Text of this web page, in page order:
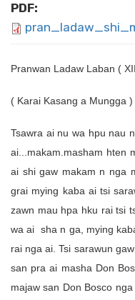
PDF:
Pranwan Ladaw Laban (
( Karai Kasang a Mungga
Tsawra ai nu wa hpu nau
ai...makam.masham hten
ai shi gaw makam n nga
grai mying kaba ai tsi
zawn mau hpa hku rai tsi
wa ai sha n ga, mying
rai nga ai. Tsi sarawun
san pra ai masha Don
majaw san Don Bosco